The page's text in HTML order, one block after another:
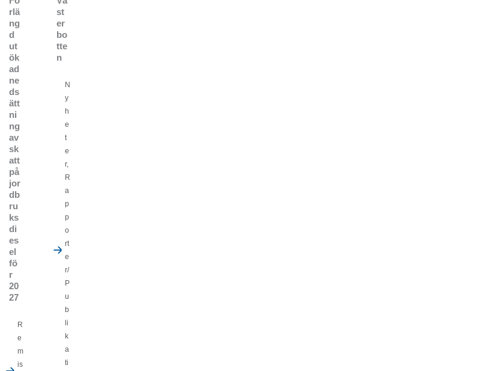
rlä
ng
d
ut
ök
ad
ne
ds
ätt
ni
ng
av
sk
att
på
jor
db
ru
ks
di
es
el
fö
r
20
27
R
e
m
is
st
er
bo
tte
n
N
y
h
e
t
e
r,
R
a
p
p
o
rt
e
r/
P
u
b
li
k
a
ti